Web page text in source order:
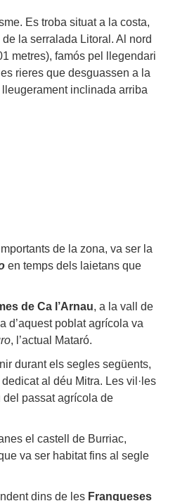
Es troba situat a la costa,
la serralada Litoral. Al nord
metres), famós pel llegendari
rieres que desguassen a la
inclinada arriba
de la zona, va ser la
en temps dels laietans que
de Ca l’Arnau, a la vall de
d’aquest poblat agrícola va
, l’actual Mataró.
durant els segles següents,
al déu Mitra. Les vil·les
passat agrícola de
el castell de Burriac,
va ser habitat fins al segle
dins de les Franqueses